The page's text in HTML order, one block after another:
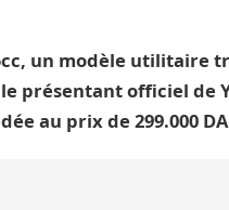
un modèle utilitaire
présentant officiel de
au prix de 299.000